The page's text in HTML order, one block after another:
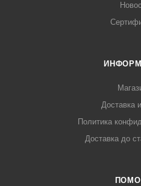
Доставка
Политика
Доставка до